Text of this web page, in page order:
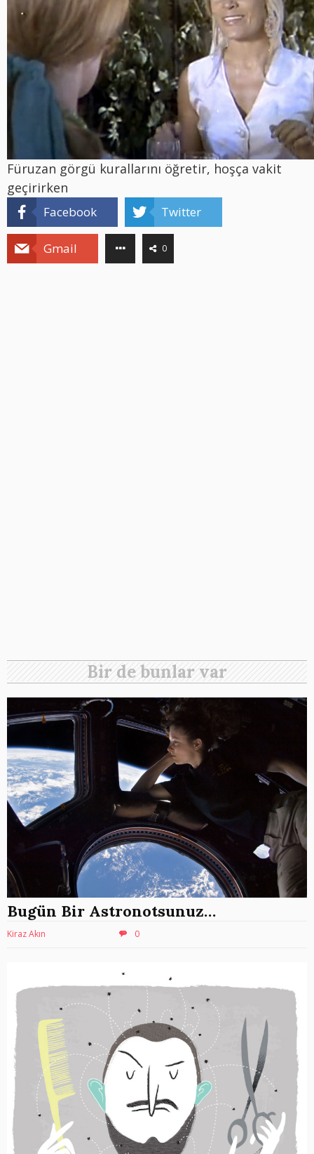
Füruzan görgü kurallarını öğretir, hoşça vakit
geçirirken
Facebook Twitter
Gmail 0
Bir de bunlar var
Bugün Bir Astronotsunuz…
Kiraz Akın 0